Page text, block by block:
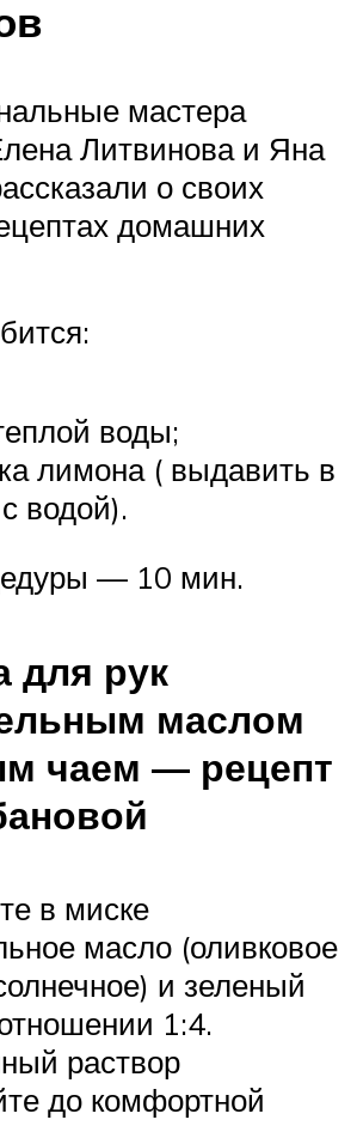
мастера
Литвинова и Яна
о своих
домашних
воды;
лимона ( выдавить в
водой).
— 10 мин.
для рук
маслом
чаем — рецепт
в миске
масло (оливковое
и зеленый
1:4.
раствор
до комфортной